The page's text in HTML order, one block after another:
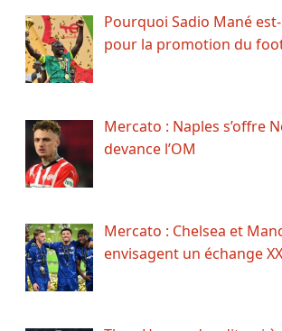
Pourquoi Sadio Mané
pour la promotion du
Mercato : Naples s’offre
devance l’OM
Mercato : Chelsea et
envisagent un échange